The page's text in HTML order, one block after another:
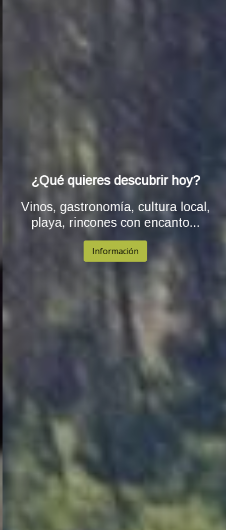
¿Qué quieres descubrir hoy?
Vinos, gastronomía, cultura local,
playa, rincones con encanto...
Información